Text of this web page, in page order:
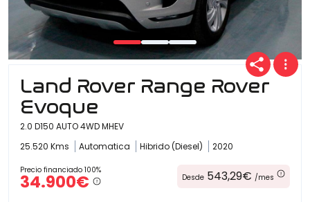
Land Rover Range Rover
Evoque
2.0 D150 AUTO 4WD MHEV
25.520 Kms
Automatica Hibrido (Diesel) 2020
Precio financiado 100%
34.900€ Desde 543,29€ /mes